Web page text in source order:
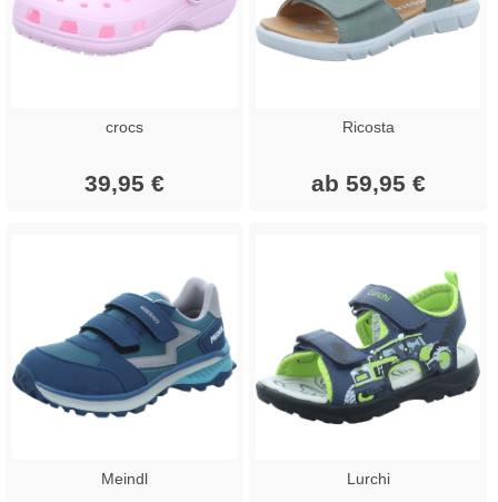
crocs
39,95 €
Ricosta
ab 59,95 €
Meindl Lurchi